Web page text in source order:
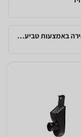
מנעול ביומטרי חכם לפתיחה מהירה באמצעות טביעת אצבע, לשימוש של עד 10 משתמשים